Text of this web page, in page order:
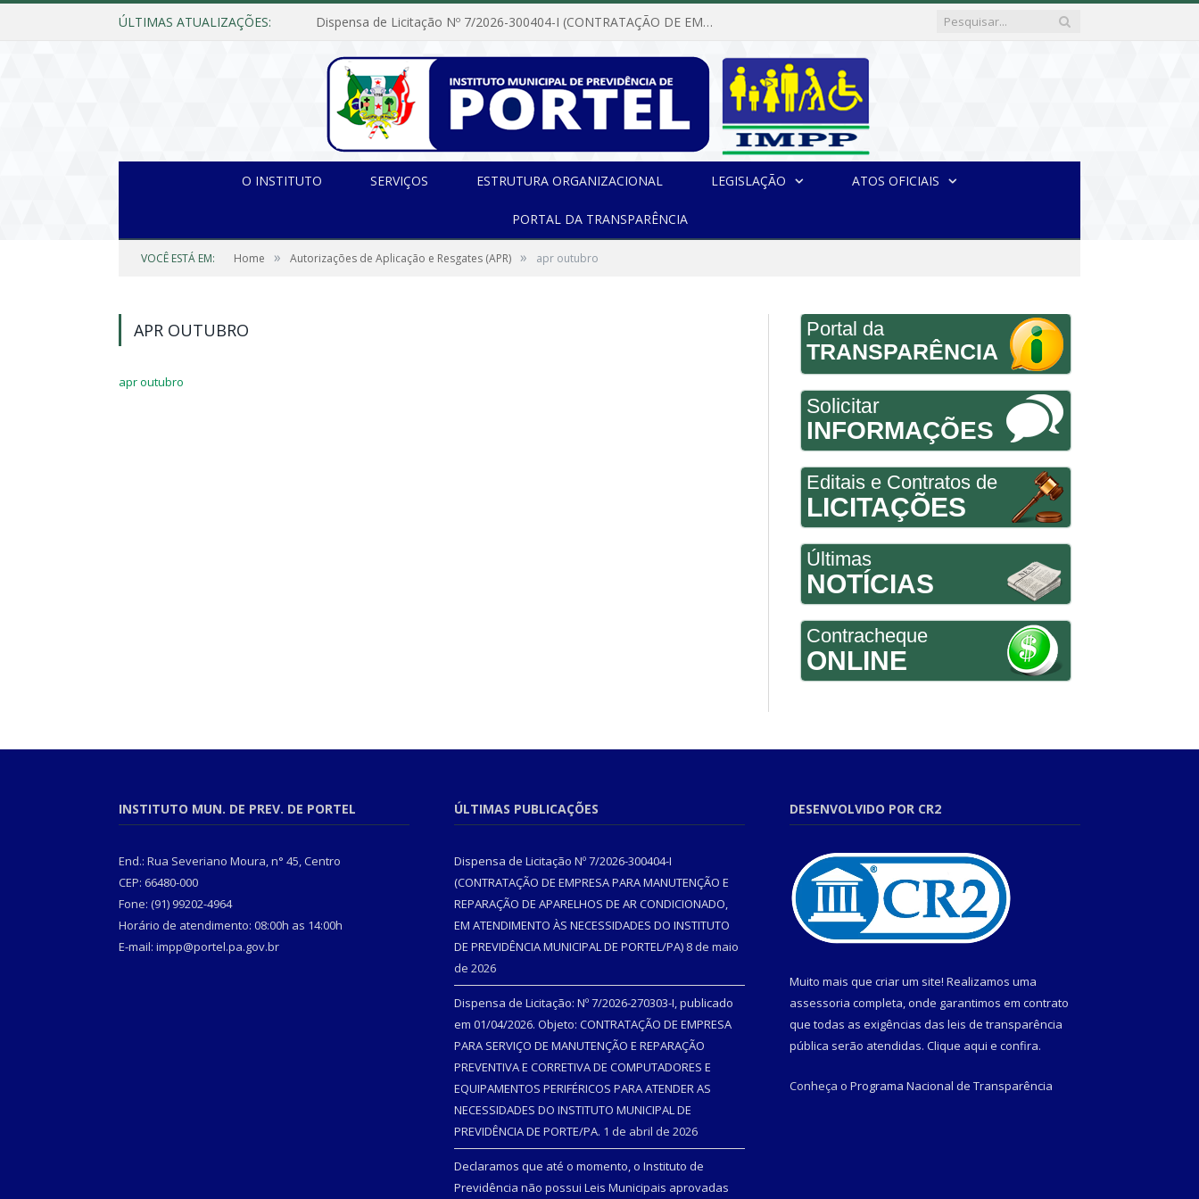
ÚLTIMAS ATUALIZAÇÕES: Dispensa de Licitação Nº 7/2026-300404-I (CONTRATAÇÃO DE EMPRESA PARA MANUTENÇÃO E REPARAÇÃO DE APARELHOS DE AR CONDICIONADO, EM ATENDIMENTO ÀS NECESSIDADES DO INSTITUTO DE PREVIDÊNCIA MUNICIPAL DE PORTEL/PA)
O INSTITUTO SERVIÇOS ESTRUTURA ORGANIZACIONAL LEGISLAÇÃO ATOS OFICIAIS
PORTAL DA TRANSPARÊNCIA
VOCÊ ESTÁ EM: Home » Autorizações de Aplicação e Resgates (APR) » apr outubro
APR OUTUBRO
apr outubro
Portal da
TRANSPARÊNCIA
Solicitar
INFORMAÇÕES
Editais e Contratos de
LICITAÇÕES
Últimas
NOTÍCIAS
Contracheque
ONLINE
INSTITUTO MUN. DE PREV. DE PORTEL
End.: Rua Severiano Moura, n° 45, Centro
CEP: 66480-000
Fone: (91) 99202-4964
Horário de atendimento: 08:00h as 14:00h
E-mail: impp@portel.pa.gov.br
ÚLTIMAS PUBLICAÇÕES
Dispensa de Licitação Nº 7/2026-300404-I
(CONTRATAÇÃO DE EMPRESA PARA MANUTENÇÃO E
REPARAÇÃO DE APARELHOS DE AR CONDICIONADO,
EM ATENDIMENTO ÀS NECESSIDADES DO INSTITUTO
DE PREVIDÊNCIA MUNICIPAL DE PORTEL/PA) 8 de maio
de 2026
Dispensa de Licitação: Nº 7/2026-270303-I, publicado
em 01/04/2026. Objeto: CONTRATAÇÃO DE EMPRESA
PARA SERVIÇO DE MANUTENÇÃO E REPARAÇÃO
PREVENTIVA E CORRETIVA DE COMPUTADORES E
EQUIPAMENTOS PERIFÉRICOS PARA ATENDER AS
NECESSIDADES DO INSTITUTO MUNICIPAL DE
PREVIDÊNCIA DE PORTE/PA. 1 de abril de 2026
Declaramos que até o momento, o Instituto de
Previdência não possui Leis Municipais aprovadas
DESENVOLVIDO POR CR2
Muito mais que criar um site! Realizamos uma
assessoria completa, onde garantimos em contrato
que todas as exigências das leis de transparência
pública serão atendidas. Clique aqui e confira.
Conheça o Programa Nacional de Transparência